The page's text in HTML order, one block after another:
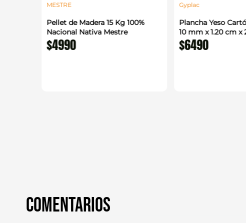
MESTRE
Pellet de Madera 15 Kg 100%
Nacional Nativa Mestre
$4990
Gyplac
Plancha Yeso
10 mm x 1.20 cm x
$6490
Comentarios